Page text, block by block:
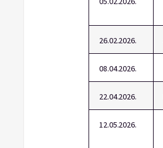
26.02.2026.
08.04.2026.
22.04.2026.
12.05.2026.